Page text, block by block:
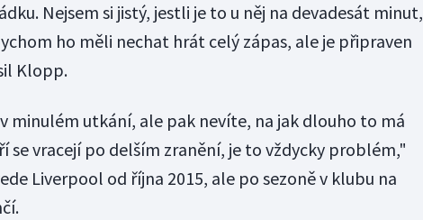
Nejsem si jistý, jestli je to u něj na devadesát minut,
ho měli nechat hrát celý zápas, ale je připraven
Klopp.
minulém utkání, ale pak nevíte, na jak dlouho to má
se vracejí po delším zranění, je to vždycky problém,"
Liverpool od října 2015, ale po sezoně v klubu na